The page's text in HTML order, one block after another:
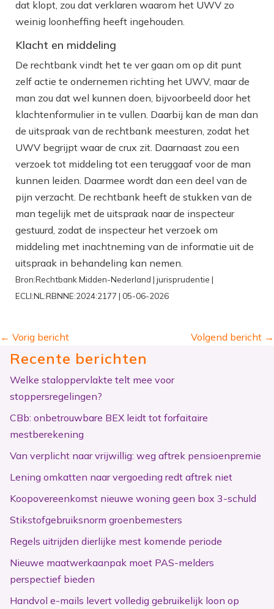
dat klopt, zou dat verklaren waarom het UWV zo
weinig loonheffing heeft ingehouden.
Klacht en middeling
De rechtbank vindt het te ver gaan om op dit punt
zelf actie te ondernemen richting het UWV, maar de
man zou dat wel kunnen doen, bijvoorbeeld door het
klachtenformulier in te vullen. Daarbij kan de man dan
de uitspraak van de rechtbank meesturen, zodat het
UWV begrijpt waar de crux zit. Daarnaast zou een
verzoek tot middeling tot een teruggaaf voor de man
kunnen leiden. Daarmee wordt dan een deel van de
pijn verzacht. De rechtbank heeft de stukken van de
man tegelijk met de uitspraak naar de inspecteur
gestuurd, zodat de inspecteur het verzoek om
middeling met inachtneming van de informatie uit de
uitspraak in behandeling kan nemen.
Bron:Rechtbank Midden-Nederland | jurisprudentie |
ECLI:NL:RBNNE:2024:2177 | 05-06-2026
← Vorig bericht Volgend bericht →
Recente berichten
Welke staloppervlakte telt mee voor
stoppersregelingen?
CBb: onbetrouwbare BEX leidt tot forfaitaire
mestberekening
Van verplicht naar vrijwillig: weg aftrek pensioenpremie
Lening omkatten naar vergoeding redt aftrek niet
Koopovereenkomst nieuwe woning geen box 3-schuld
Stikstofgebruiksnorm groenbemesters
Regels uitrijden dierlijke mest komende periode
Nieuwe maatwerkaanpak moet PAS-melders
perspectief bieden
Handvol e-mails levert volledig gebruikelijk loon op